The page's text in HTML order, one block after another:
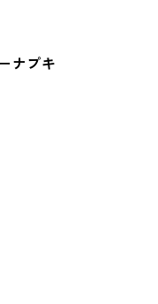
ナプキ